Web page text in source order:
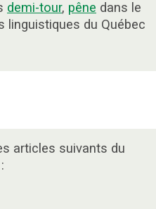
demi-tour, pêne dans le
linguistiques du Québec
articles suivants du